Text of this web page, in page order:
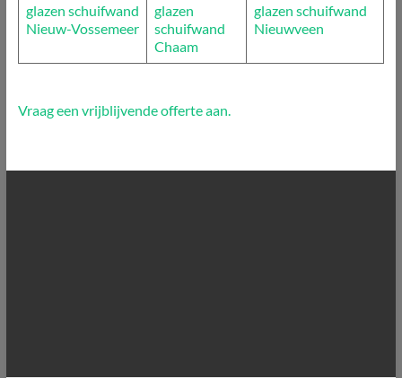
glazen schuifwand
Nieuw-Vossemeer
glazen
schuifwand
Chaam
glazen schuifwand
Nieuwveen
Vraag een vrijblijvende offerte aan.